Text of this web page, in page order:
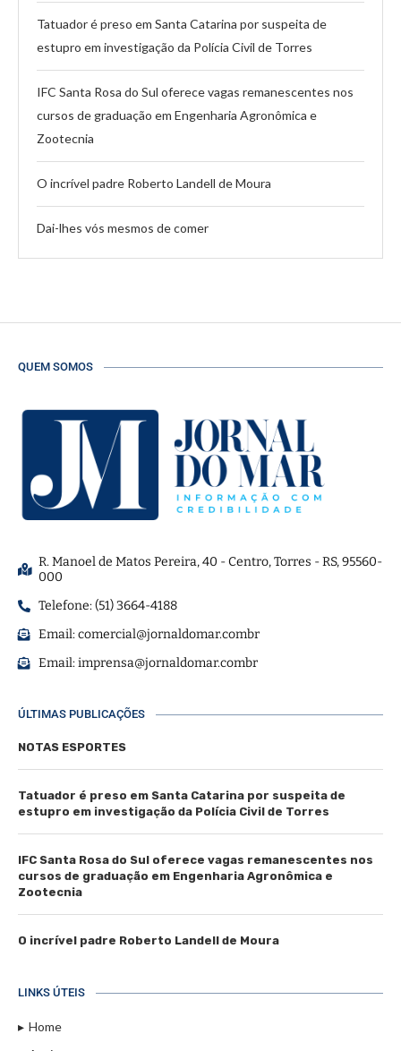
Tatuador é preso em Santa Catarina por suspeita de
estupro em investigação da Polícia Civil de Torres
IFC Santa Rosa do Sul oferece vagas remanescentes nos
cursos de graduação em Engenharia Agronômica e
Zootecnia
O incrível padre Roberto Landell de Moura
Dai-lhes vós mesmos de comer
QUEM SOMOS
R. Manoel de Matos Pereira, 40 - Centro, Torres - RS, 95560-
000
Telefone: (51) 3664-4188
Email:comercial@jornaldomar.combr
Email:imprensa@jornaldomar.combr
ÚLTIMAS PUBLICAÇÕES
NOTAS ESPORTES
Tatuador é preso em Santa Catarina por suspeita de
estupro em investigação da Polícia Civil de Torres
IFC Santa Rosa do Sul oferece vagas remanescentes nos
cursos de graduação em Engenharia Agronômica e
Zootecnia
O incrível padre Roberto Landell de Moura
LINKS ÚTEIS
Home